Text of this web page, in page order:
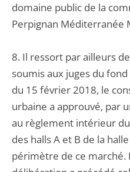
domaine public de la
Perpignan Méditerranée
8. Il ressort par ailleurs
soumis aux juges du
du 15 février 2018, le
urbaine a approuvé, par
au règlement intérieur
des halls A et B de la
périmètre de ce marché.